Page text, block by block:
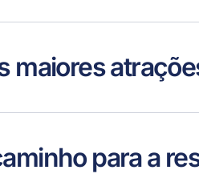
maiores
para a